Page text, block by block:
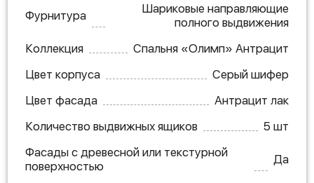
Фурнитура
Шариковые направляющие
полного выдвижения
Коллекция
Спальня «Олимп» Антрацит
Цвет корпуса
Серый шифер
Цвет фасада
Антрацит лак
Количество выдвижных ящиков
5 шт
Фасады с древесной или текстурной
поверхностью
Да